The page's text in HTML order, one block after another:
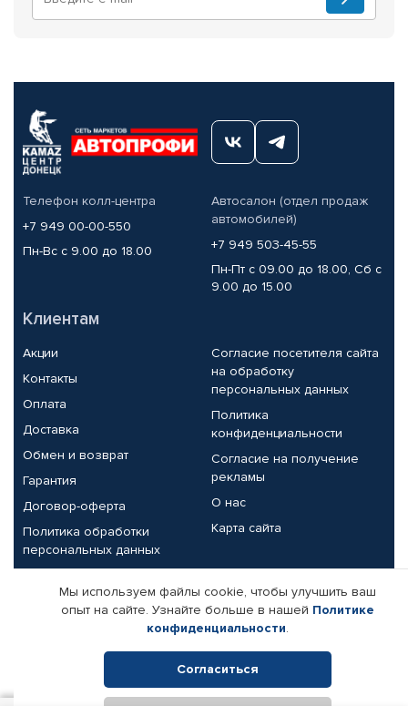
Телефон колл-центра
+7 949 00-00-550
Пн-Вс с 9.00 до 18.00
Автосалон (отдел продаж
автомобилей)
+7 949 503-45-55
Пн-Пт с 09.00 до 18.00, Сб с
9.00 до 15.00
Клиентам
Акции
Контакты
Оплата
Доставка
Обмен и возврат
Гарантия
Договор-оферта
Политика обработки
персональных данных
Согласие посетителя сайта
на обработку
персональных данных
Политика
конфиденциальности
Согласие на получение
рекламы
О нас
Карта сайта
Партнерам
Корпоративным клиентам
Поставщикам
Реквизиты компании
Мы используем файлы cookie, чтобы улучшить ваш
опыт на сайте. Узнайте больше в нашей Политике
конфиденциальности.
Согласиться